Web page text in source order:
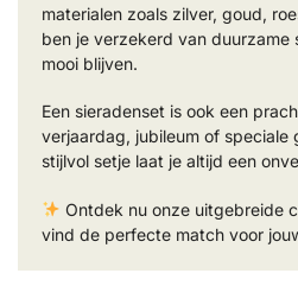
materialen zoals zilver, goud,
ben je verzekerd van duurzame
mooi blijven.
Een sieradenset is ook een
verjaardag, jubileum of speciale
stijlvol setje laat je altijd een
Ontdek nu onze uitgebreide
vind de perfecte match voor